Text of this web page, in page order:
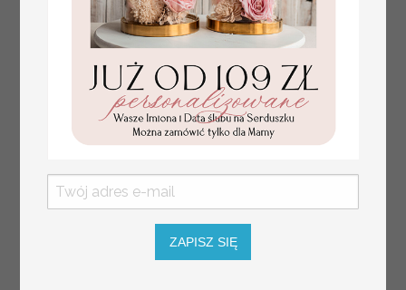
Prezent dla dziecka na narodziny
welurowy album na zdjęcia,
pamiątka z pierwszych lat życia
349.00 PLN
ZAPISZ SIĘ